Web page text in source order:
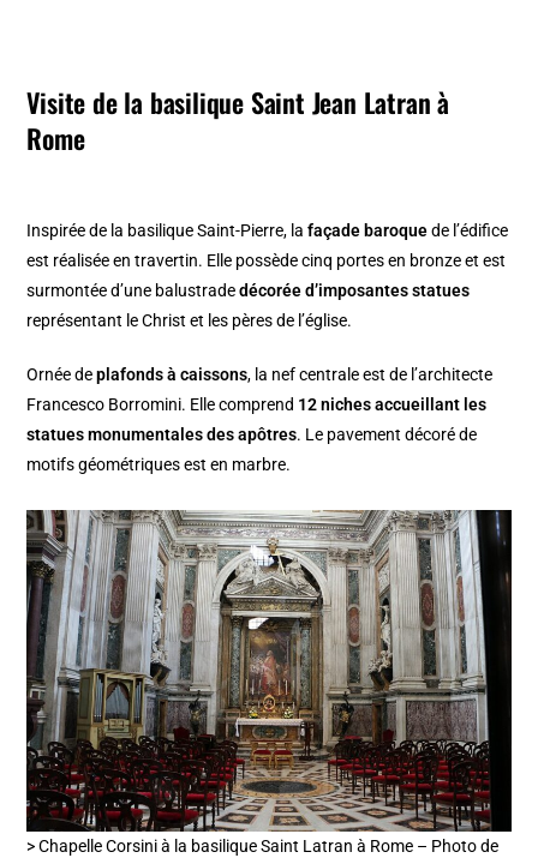
Visite de la basilique Saint Jean Latran à
Rome
Inspirée de la basilique Saint-Pierre, lafaçade baroquede l’édifice
est réalisée en travertin. Elle possède cinq portes en bronze et est
surmontée d’une balustradedécorée d’imposantes statues
représentant le Christ et les pères de l’église.
Ornée deplafonds à caissons, la nef centrale est de l’architecte
Francesco Borromini. Elle comprend 12 niches accueillant les
statues monumentales des apôtres. Le pavement décoré de
motifs géométriques est en marbre.
> Chapelle Corsini à la basilique Saint Latran à Rome – Photo de